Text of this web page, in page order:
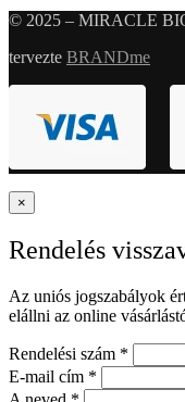
© 2025 – MIRACLE
tervezte BRANDme
×
Rendelés
Az uniós jogszabályok
elállni az online
Rendelési szám *
E-mail cím *